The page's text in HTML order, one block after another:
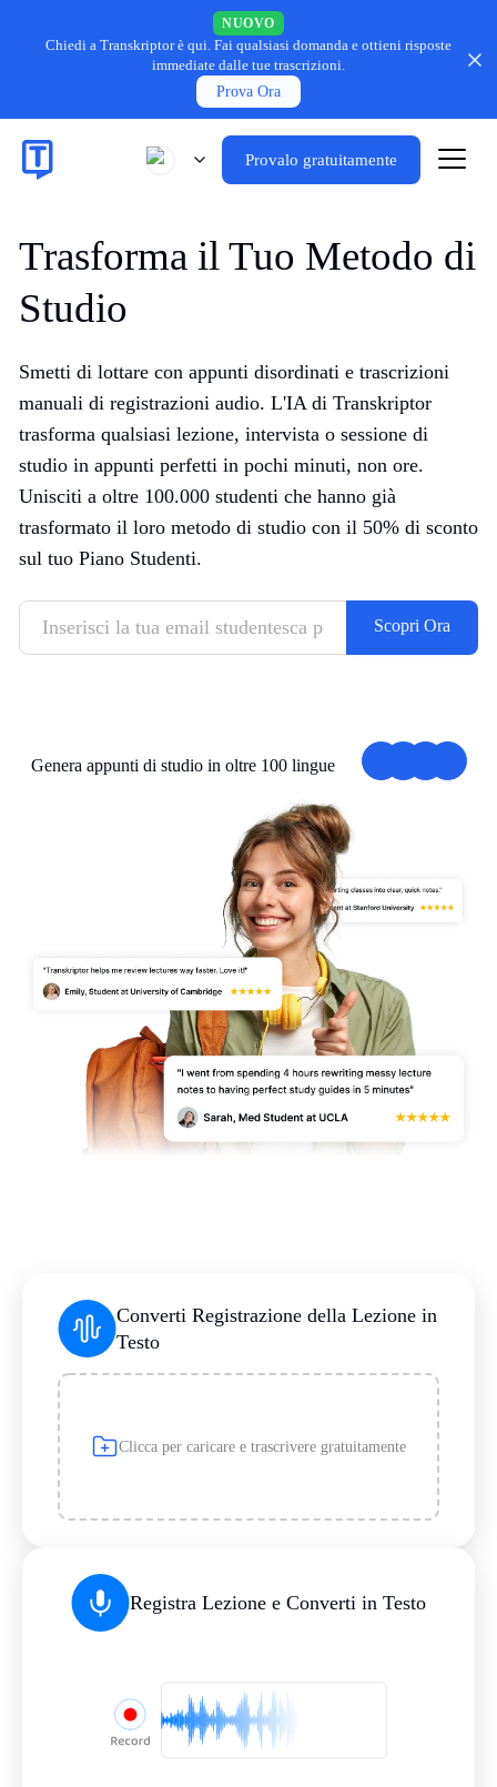
NUOVO
Chiedi a Transkriptor è qui. Fai qualsiasi domanda e ottieni risposte
immediate dalle tue trascrizioni.
Prova Ora
Provalo gratuitamente
Trasforma il Tuo Metodo di
Studio
Smetti di lottare con appunti disordinati e trascrizioni
manuali di registrazioni audio. L'IA di Transkriptor
trasforma qualsiasi lezione, intervista o sessione di
studio in appunti perfetti in pochi minuti, non ore.
Unisciti a oltre 100.000 studenti che hanno già
trasformato il loro metodo di studio con il 50% di sconto
sul tuo Piano Studenti.
Scopri Ora
Genera appunti di studio in oltre 100 lingue
Converti Registrazione della Lezione in
Testo
Clicca per caricare e trascrivere gratuitamente
Registra Lezione e Converti in Testo